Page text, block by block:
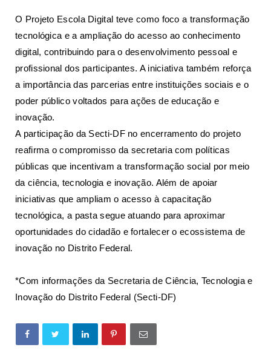
O Projeto Escola Digital teve como foco a transformação
tecnológica e a ampliação do acesso ao conhecimento
digital, contribuindo para o desenvolvimento pessoal e
profissional dos participantes. A iniciativa também reforça
a importância das parcerias entre instituições sociais e o
poder público voltados para ações de educação e
inovação.
A participação da Secti-DF no encerramento do projeto
reafirma o compromisso da secretaria com políticas
públicas que incentivam a transformação social por meio
da ciência, tecnologia e inovação. Além de apoiar
iniciativas que ampliam o acesso à capacitação
tecnológica, a pasta segue atuando para aproximar
oportunidades do cidadão e fortalecer o ecossistema de
inovação no Distrito Federal.
*Com informações da Secretaria de Ciência, Tecnologia e
Inovação do Distrito Federal (Secti-DF)